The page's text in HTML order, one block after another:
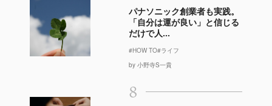
パナソニック創業者も実践。
「自分は運が良い」と信じる
だけで人...
#HOW TO#ライフ
by 小野寺S一貴
8